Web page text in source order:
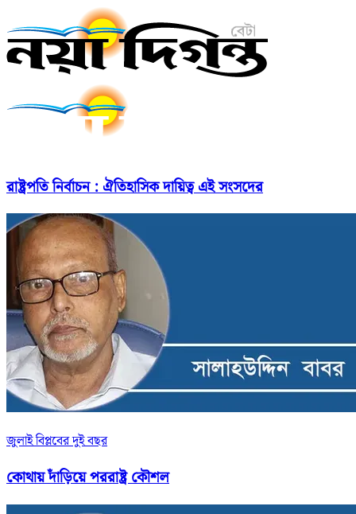
রাষ্ট্রপতি নির্বাচন : ঐতিহাসিক দায়িত্ব এই সংসদের
জুলাই বিপ্লবের দুই বছর
কোথায় দাঁড়িয়ে পররাষ্ট্র কৌশল